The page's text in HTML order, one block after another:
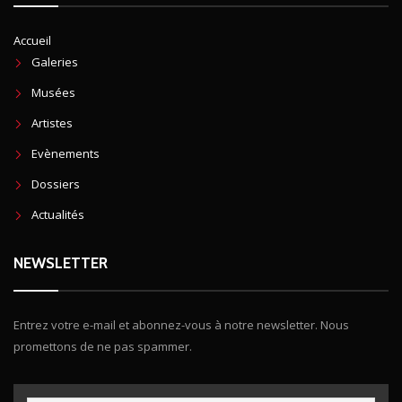
Accueil
Galeries
Musées
Artistes
Evènements
Dossiers
Actualités
NEWSLETTER
Entrez votre e-mail et abonnez-vous à notre newsletter. Nous
promettons de ne pas spammer.